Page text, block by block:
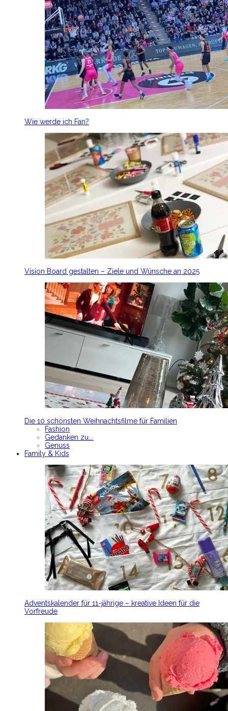
Wie werde ich Fan?
Vision Board gestalten – Ziele und Wünsche an 2025
Die 10 schönsten Weihnachtsfilme für Familien
Fashion
Gedanken zu….
Genuss
Family & Kids
Adventskalender für 11-jährige – kreative Ideen für die
Vorfreude